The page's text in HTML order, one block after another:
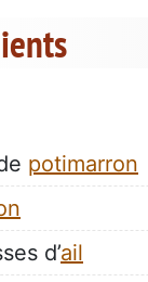
potimarron
d’ail